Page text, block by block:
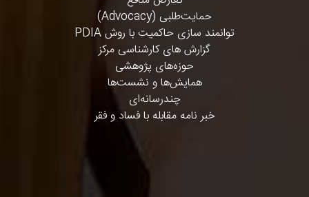
حمایت‌طلبی (Advocacy)
توانمند سازی حاکمیت با روش PDIA
گزارش های کارشناسی مرکز
حوزه‌های پژوهشی
همایش‌ها و نشست‌ها
چندرسانه‌ای
خبر نامه مقابله با فساد و فقر